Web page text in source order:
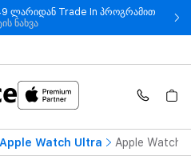
ლარიდან Trade In პროგრამით
ნახვა- iPhone 17 Pro მხოლოდ 2 649
Apple Watch Ultra Apple Watch